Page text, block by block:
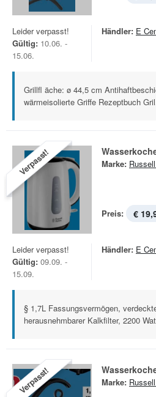
Leider verpasst!
Gültig: 10.06. -
15.06.
Händler: E
Grillfl äche: ø 44,5 cm
wärmeisolierte Griffe Rezeptbuch
Verpasst! Marke:
Preis: €
Leider verpasst!
Gültig: 09.09. -
15.09.
Händler: E
§ 1,7L Fassungsvermögen,
herausnehmbarer Kalkfilter, 2200
Verpasst! Marke: